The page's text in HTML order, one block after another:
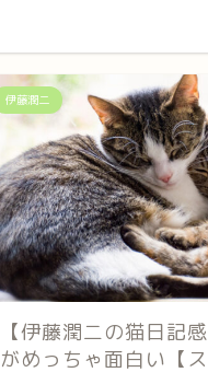
伊藤潤二
【伊藤潤二の猫日記
がめっちゃ面白い【